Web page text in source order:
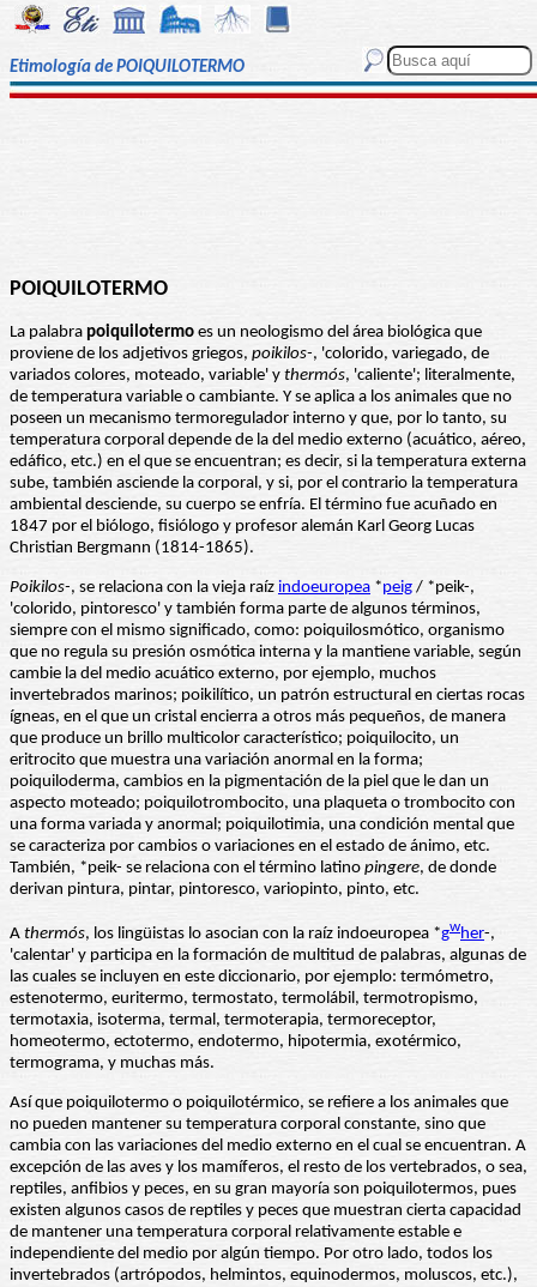
Etimología de POIQUILOTERMO
POIQUILOTERMO
La palabra poiquilotermo es un neologismo del área biológica que
proviene de los adjetivos griegos, poikilos-, 'colorido, variegado, de
variados colores, moteado, variable' y thermós, 'caliente'; literalmente,
de temperatura variable o cambiante. Y se aplica a los animales que no
poseen un mecanismo termoregulador interno y que, por lo tanto, su
temperatura corporal depende de la del medio externo (acuático, aéreo,
edáfico, etc.) en el que se encuentran; es decir, si la temperatura externa
sube, también asciende la corporal, y si, por el contrario la temperatura
ambiental desciende, su cuerpo se enfría. El término fue acuñado en
1847 por el biólogo, fisiólogo y profesor alemán Karl Georg Lucas
Christian Bergmann (1814-1865).
Poikilos-, se relaciona con la vieja raíz indoeuropea *peig / *peik-,
'colorido, pintoresco' y también forma parte de algunos términos,
siempre con el mismo significado, como: poiquilosmótico, organismo
que no regula su presión osmótica interna y la mantiene variable, según
cambie la del medio acuático externo, por ejemplo, muchos
invertebrados marinos; poikilítico, un patrón estructural en ciertas rocas
ígneas, en el que un cristal encierra a otros más pequeños, de manera
que produce un brillo multicolor característico; poiquilocito, un
eritrocito que muestra una variación anormal en la forma;
poiquiloderma, cambios en la pigmentación de la piel que le dan un
aspecto moteado; poiquilotrombocito, una plaqueta o trombocito con
una forma variada y anormal; poiquilotimia, una condición mental que
se caracteriza por cambios o variaciones en el estado de ánimo, etc.
También, *peik- se relaciona con el término latino pingere, de donde
derivan pintura, pintar, pintoresco, variopinto, pinto, etc.
A thermós, los lingüistas lo asocian con la raíz indoeuropea *gwher-,
'calentar' y participa en la formación de multitud de palabras, algunas de
las cuales se incluyen en este diccionario, por ejemplo: termómetro,
estenotermo, euritermo, termostato, termolábil, termotropismo,
termotaxia, isoterma, termal, termoterapia, termoreceptor,
homeotermo, ectotermo, endotermo, hipotermia, exotérmico,
termograma, y muchas más.
Así que poiquilotermo o poiquilotérmico, se refiere a los animales que
no pueden mantener su temperatura corporal constante, sino que
cambia con las variaciones del medio externo en el cual se encuentran. A
excepción de las aves y los mamíferos, el resto de los vertebrados, o sea,
reptiles, anfibios y peces, en su gran mayoría son poiquilotermos, pues
existen algunos casos de reptiles y peces que muestran cierta capacidad
de mantener una temperatura corporal relativamente estable e
independiente del medio por algún tiempo. Por otro lado, todos los
invertebrados (artrópodos, helmintos, equinodermos, moluscos, etc.),